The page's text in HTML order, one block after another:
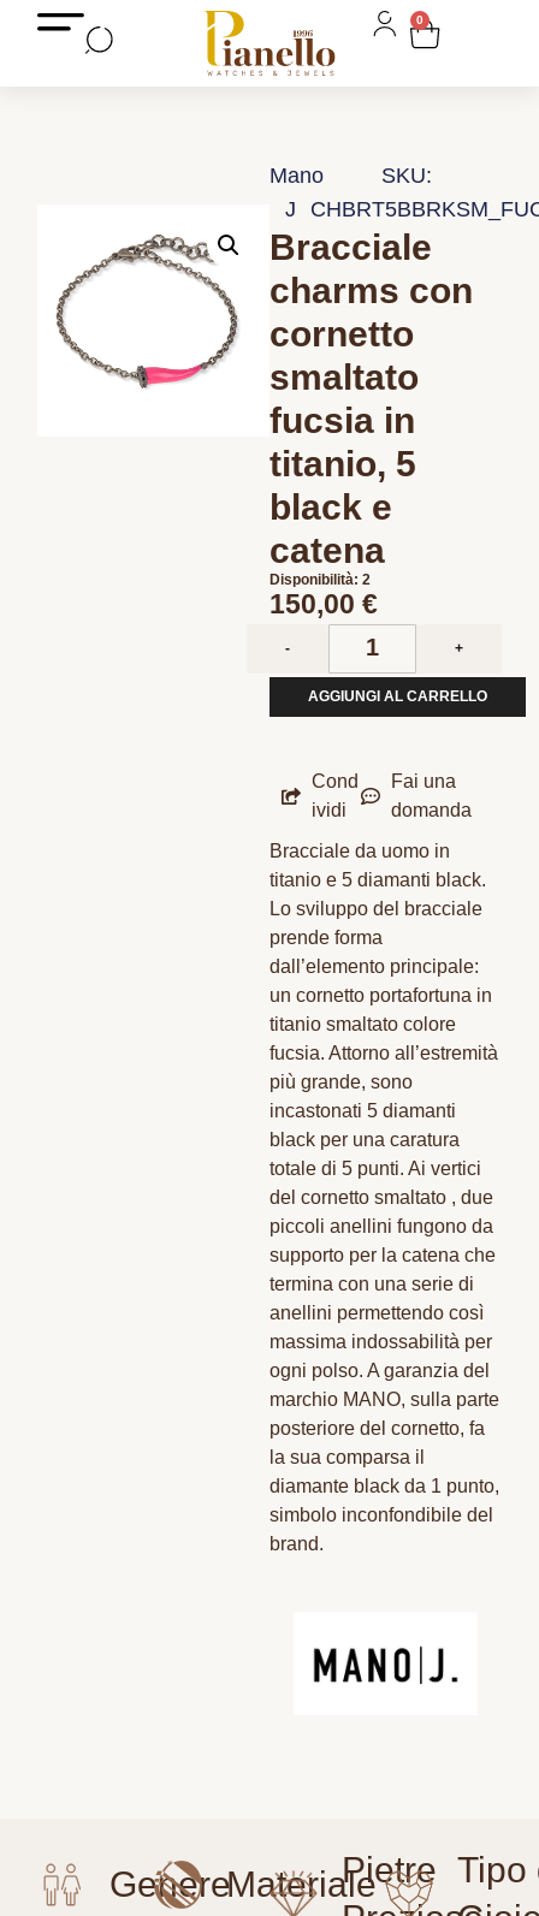
0
Mano
J
SKU:
Bracciale
charms con
cornetto
smaltato
fucsia in
titanio, 5
black e
catena
Disponibilità: 2
150,00 €
- +
AGGIUNGI AL CARRELLO
Cond
ividi
Fai una
domanda
Bracciale da uomo in
titanio e 5 diamanti black.
Lo sviluppo del bracciale
prende forma
dall’elemento principale:
un cornetto portafortuna in
titanio smaltato colore
fucsia. Attorno all’estremità
più grande, sono
incastonati 5 diamanti
black per una caratura
totale di 5 punti. Ai vertici
del cornetto smaltato , due
piccoli anellini fungono da
supporto per la catena che
termina con una serie di
anellini permettendo così
massima indossabilità per
ogni polso. A garanzia del
marchio MANO, sulla parte
posteriore del cornetto, fa
la sua comparsa il
diamante black da 1 punto,
simbolo inconfondibile del
brand.